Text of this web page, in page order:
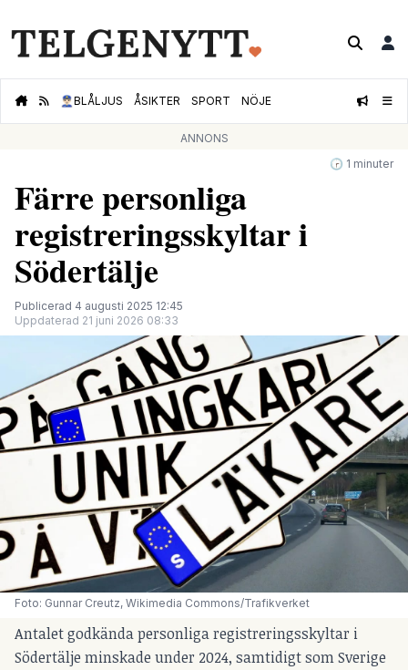
👮🏻‍♂️BLÅLJUS ÅSIKTER SPORT NÖJE
ANNONS
🕝 1 minuter
Färre personliga
registreringsskyltar i
Södertälje
Publicerad 4 augusti 2025 12:45
Uppdaterad 21 juni 2026 08:33
Foto: Gunnar Creutz, Wikimedia Commons/Trafikverket
Antalet godkända personliga registreringsskyltar i
Södertälje minskade under 2024, samtidigt som Sverige